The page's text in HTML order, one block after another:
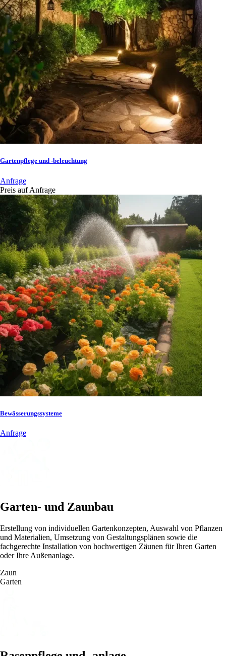
Gartenpflege und -beleuchtung
Anfrage
Preis auf Anfrage
Bewässerungssysteme
Anfrage
Garten- und Zaunbau
Erstellung von individuellen Gartenkonzepten, Auswahl von Pflanzen
und Materialien, Umsetzung von Gestaltungsplänen sowie die
fachgerechte Installation von hochwertigen Zäunen für Ihren Garten
oder Ihre Außenanlage.
Zaun
Garten